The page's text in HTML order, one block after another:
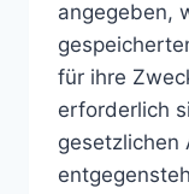
angegeben,
für ihre
erforderlich
gesetzlichen